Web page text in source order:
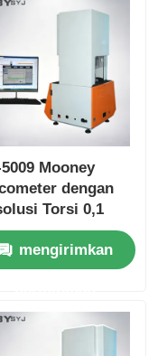
Mooney
dengan
Torsi 0,1
Unit dan
Suhu
~ 200°C
mengirimkan